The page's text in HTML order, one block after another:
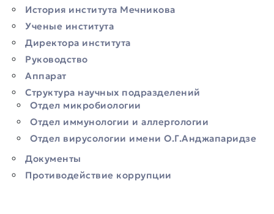
История института Мечникова
Ученые института
Директора института
Руководство
Аппарат
Структура научных подразделений
Отдел микробиологии
Отдел иммунологии и аллергологии
Отдел вирусологии имени О.Г.Анджапаридзе
Документы
Противодействие коррупции